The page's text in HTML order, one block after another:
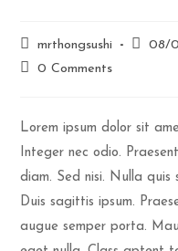
mrthongsushi 08/
0 Comments
Lorem ipsum dolor sit
Integer nec odio.
diam. Sed nisi. Nulla quis
Duis sagittis ipsum.
augue semper porta.